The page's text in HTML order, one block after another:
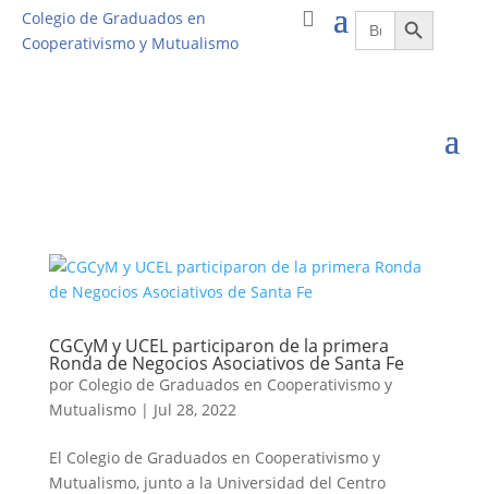
Colegio de Graduados en
Cooperativismo y Mutualismo
Buscar:Botón de búsqueda
CGCyM y UCEL participaron de la primera
Ronda de Negocios Asociativos de Santa Fe
por Colegio de Graduados en Cooperativismo y
Mutualismo| Jul 28, 2022
El Colegio de Graduados en Cooperativismo y
Mutualismo, junto a la Universidad del Centro